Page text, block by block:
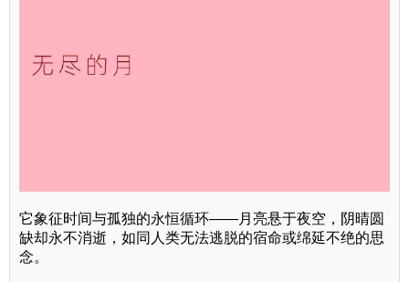
它象征时间与孤独的永恒循环——月亮悬于夜空，阴晴圆
缺却永不消逝，如同人类无法逃脱的宿命或绵延不绝的思
念。